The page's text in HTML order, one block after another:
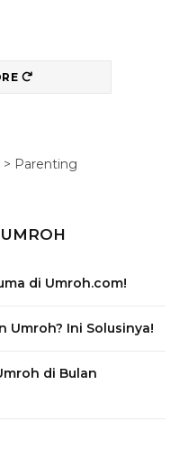
> Parenting
di Umroh.com!
Umroh? Ini Solusinya!
di Bulan